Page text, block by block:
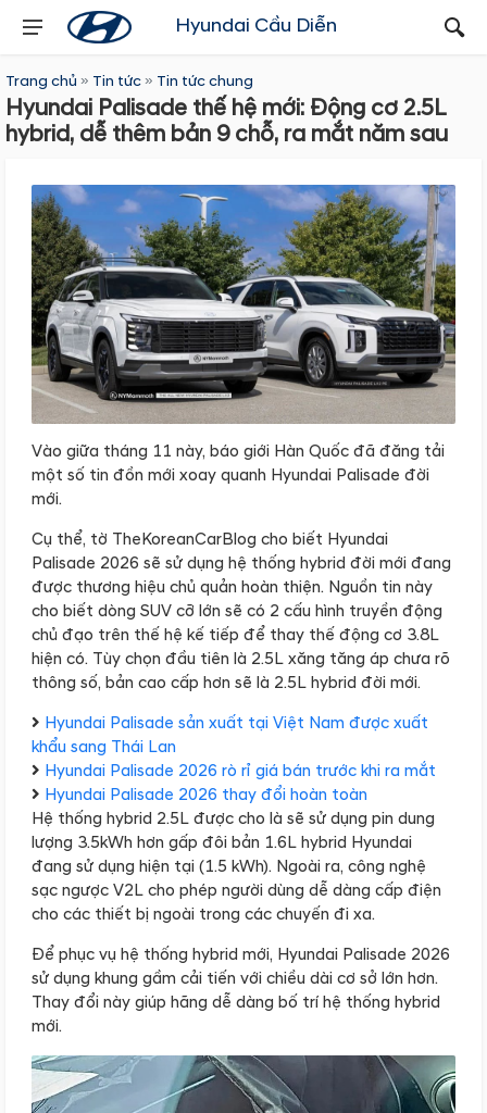
Hyundai Cầu Diễn
Trang chủ » Tin tức» Tin tức chung
Hyundai Palisade thế hệ mới: Động cơ 2.5L
hybrid, dễ thêm bản 9 chỗ, ra mắt năm sau
Vào giữa tháng 11 này, báo giới Hàn Quốc đã đăng tải
một số tin đồn mới xoay quanh Hyundai Palisade đời
mới.
Cụ thể, tờ TheKoreanCarBlog cho biết Hyundai
Palisade 2026 sẽ sử dụng hệ thống hybrid đời mới đang
được thương hiệu chủ quản hoàn thiện. Nguồn tin này
cho biết dòng SUV cỡ lớn sẽ có 2 cấu hình truyền động
chủ đạo trên thế hệ kế tiếp để thay thế động cơ 3.8L
hiện có. Tùy chọn đầu tiên là 2.5L xăng tăng áp chưa rõ
thông số, bản cao cấp hơn sẽ là 2.5L hybrid đời mới.
Hyundai Palisade sản xuất tại Việt Nam được xuất
khẩu sang Thái Lan
Hyundai Palisade 2026 rò rỉ giá bán trước khi ra mắt
Hyundai Palisade 2026 thay đổi hoàn toàn
Hệ thống hybrid 2.5L được cho là sẽ sử dụng pin dung
lượng 3.5kWh hơn gấp đôi bản 1.6L hybrid Hyundai
đang sử dụng hiện tại (1.5 kWh). Ngoài ra, công nghệ
sạc ngược V2L cho phép người dùng dễ dàng cấp điện
cho các thiết bị ngoài trong các chuyến đi xa.
Để phục vụ hệ thống hybrid mới, Hyundai Palisade 2026
sử dụng khung gầm cải tiến với chiều dài cơ sở lớn hơn.
Thay đổi này giúp hãng dễ dàng bố trí hệ thống hybrid
mới.